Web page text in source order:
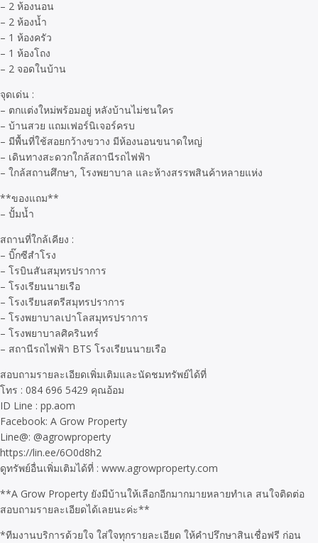
– 2 ห้องนอน
– 2 ห้องน้ำ
– 1 ห้องครัว
– 1 ห้องโถง
– 2 จอดในบ้าน
จุดเด่น :
– ตกแต่งใหม่พร้อมอยู่ หลังบ้านไม่ชนใคร
– บ้านสวย แถมเฟอร์นิเจอร์ครบ
– มีพื้นที่ใช้สอยกว้างขวาง มีห้องนอนขนาดใหญ่
– เดินทางสะดวกใกล้สถานีรถไฟฟ้า
– ใกล้สถานศึกษา, โรงพยาบาล และห้างสรรพสินค้าหลายแห่ง
**ของแถม**
– ปั้มน้ำ
สถานที่ใกล้เคียง :
– บิ๊กซีสำโรง
– โรบินสันสมุทรปราการ
– โรงเรียนนายเรือ
– โรงเรียนสตรีสมุทรปราการ
– โรงพยาบาลเปาโลสมุทรปราการ
– โรงพยาบาลศิครินทร์
– สถานีรถไฟฟ้า BTS โรงเรียนนายเรือ
สอบถามรายละเอียดเพิ่มเติมและนัดชมทรัพย์ได้ที่
โทร : 084 696 5429 คุณอ้อม
ID Line : pp.aom
Facebook: A Grow Property
Line@: @agrowproperty
https://lin.ee/6O0d8h2
ดูทรัพย์อื่นเพิ่มเติมได้ที่ : www.agrowproperty.com
**A Grow Property ยังมีบ้านให้เลือกอีกมากมายหลายทำเล สนใจติดต่อ
สอบถามรายละเอียดได้เลยนะค่ะ**
*ทีมงานบริการด้วยใจ ใส่ใจทุกรายละเอียด ให้คำปรึกษาสินเชื่อฟรี ก่อน